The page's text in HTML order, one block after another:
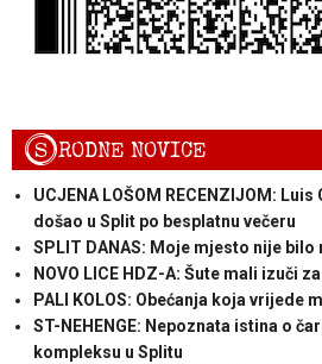
SRODNE NOVICE
UCJENA LOŠOM RECENZIJOM:
došao u Split po besplatnu večeru
SPLIT DANAS: Moje mjesto nije bilo
NOVO LICE HDZ-A: Šute mali izuči
PALI KOLOS: Obećanja koja vrijede
ST-NEHENGE: Nepoznata istina o
kompleksu u Splitu